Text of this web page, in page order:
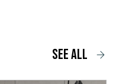
See all